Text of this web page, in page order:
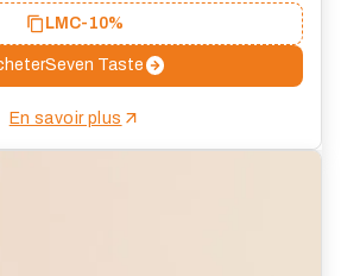
LMC-10%
Seven Taste
En savoir plus